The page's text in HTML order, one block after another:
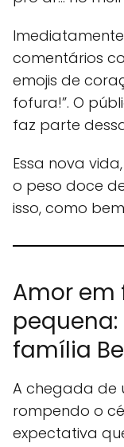
comentários
emojis de
fofura!”. O
faz parte
Essa nova
o peso doce
isso, como
Amor
família
A chegada de
rompendo o
expectativa